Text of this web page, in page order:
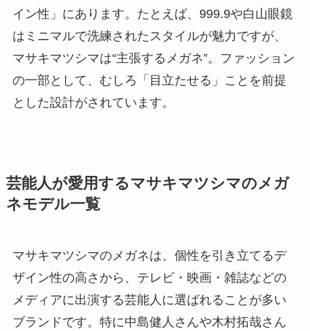
イン性」にあります。たとえば、999.9や白山眼鏡
はミニマルで洗練されたスタイルが魅力ですが、
マサキマツシマは“主張するメガネ”。ファッション
の一部として、むしろ「目立たせる」ことを前提
とした設計がされています。
芸能人が愛用するマサキマツシマのメガ
ネモデル一覧
マサキマツシマのメガネは、個性を引き立てるデ
ザイン性の高さから、テレビ・映画・雑誌などの
メディアに出演する芸能人に選ばれることが多い
ブランドです。特に中島健人さんや木村拓哉さん